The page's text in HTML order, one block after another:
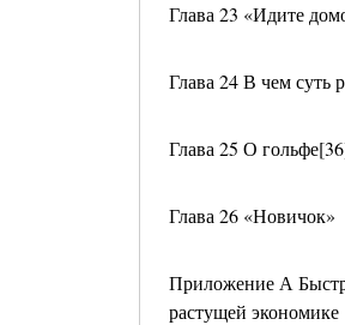
Глава 23 «Идите
Глава 24 В чем суть
Глава 25 О
Глава 26 «Новичок»
Приложение А
растущей экономике